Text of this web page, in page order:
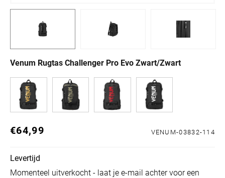
Venum Rugtas Challenger Pro Evo Zwart/Zwart
Normale prijs
€64,99 VENUM-03832-114
Levertijd
Momenteel uitverkocht - laat je e-mail achter voor een